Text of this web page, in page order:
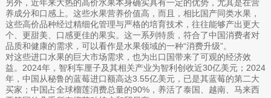
另外，近年来大热的高价水果本身确实具有一定的优势，尤其是在营
养成分和口感上。这些水果营养价值高，而且，相比国产同类水果，
这些高价品种经过精细化管理与严格的培育技术，往往能够产出更大
个、更甜美、口感更佳的果实。这一系列特质，符合了中国消费者对
品质和健康的需求，可以看作是水果领域的一种“消费升级”。
对这些进口水果的巨大市场需求，也为出口国带来了可观的经济效
益。2024年，智利车厘子及其相关产业为智利创收近30亿美元；2024
年，中国从秘鲁的蓝莓进口额高达3.55亿美元，已是其蓝莓的第二大
买家；中国占全球榴莲消费总量的90%，养活了泰国、越南、马来西